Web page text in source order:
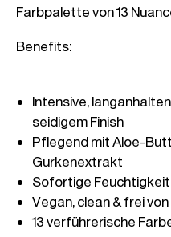
Benefits:
Intensive,
Pflegend mit Aloe-
13 verführerische